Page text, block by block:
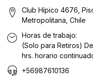
Club Hípico 4676,
Metropolitana, Chile
Horas de trabajo:
(Solo para Retiros)
hrs. horario
+56987610136